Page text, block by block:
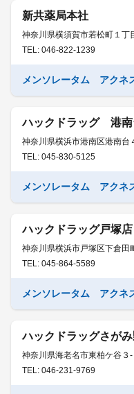
新共薬局本社
神奈川県横須賀市若松町１丁
TEL: 046-822-1239
メンソレータム アクネ
ハックドラッグ 港南
神奈川県横浜市港南区港南台
TEL: 045-830-5125
メンソレータム アクネ
ハックドラッグ戸塚店
神奈川県横浜市戸塚区下倉田
TEL: 045-864-5589
メンソレータム アクネ
ハックドラッグさが
神奈川県海老名市東柏ケ谷３-
TEL: 046-231-9769